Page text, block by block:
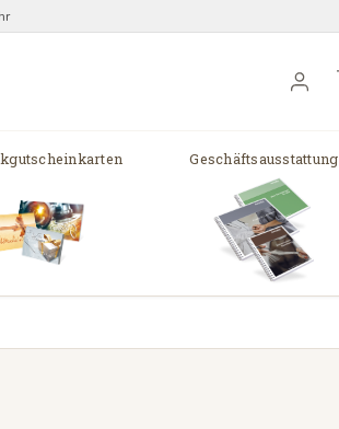
Geschäftsausstattung